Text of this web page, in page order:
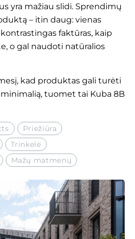
yra mažiau slidi. Sprendimų
– itin daug: vienas
faktūras, kaip
o gal naudoti natūralios
kad produktas gali turėti
tuomet tai Kuba 8B
Priežiūra
Trinkelė
Mažų matmenų